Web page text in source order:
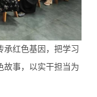
红色基因，把学习
故事，以实干担当为